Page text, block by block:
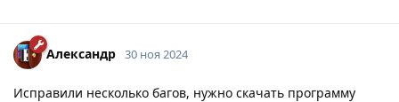
Александр 30 ноя 2024
Исправили несколько багов, нужно скачать программу